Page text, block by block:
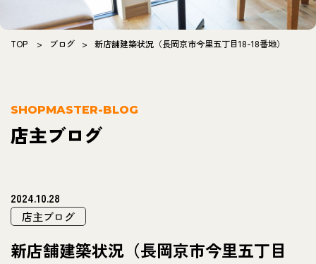
TOP > ブログ > 新店舗建築状況（長岡京市今里五丁目18-18番地）
SHOPMASTER-BLOG
店主ブログ
2024.10.28
店主ブログ
新店舗建築状況（長岡京市今里五丁目